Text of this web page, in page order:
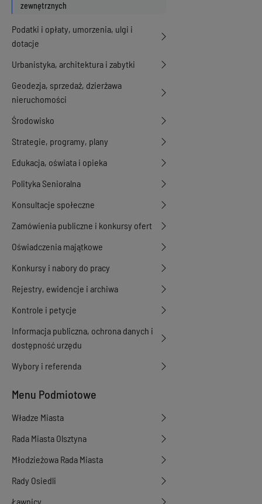
zewnętrznych
Podatki i opłaty, umorzenia, ulgi i
dotacje
Urbanistyka, architektura i zabytki
Geodezja, sprzedaż, dzierżawa
nieruchomości
Środowisko
Strategie, programy, plany
Edukacja, oświata i opieka
Polityka Senioralna
Konsultacje społeczne
Zamówienia publiczne i konkursy ofert
Oświadczenia majątkowe
Konkursy i nabory do pracy
Rejestry, ewidencje i archiwa
Kontrole i petycje
Informacja publiczna, ochrona danych i
dostępność urzędu
Wybory i referenda
Menu Podmiotowe
Władze Miasta
Rada Miasta Olsztyna
Młodzieżowa Rada Miasta
Rady Osiedli
Ławnicy